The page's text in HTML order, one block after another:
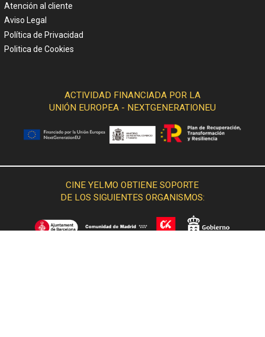
Atención al cliente
Aviso Legal
Política de Privacidad
Politica de Cookies
ACTIVIDAD FINANCIADA POR LA
UNIÓN EUROPEA - NEXTGENERATIONEU
CINE YELMO OBTIENE SOPORTE
DE LOS SIGUIENTES ORGANISMOS: